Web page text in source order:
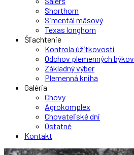
Shorthorn
Simentál mäsový
Texas longhorn
Šľachtenie
Kontrola úžitkovosti
Odchov plemenných býkov
Základný výber
Plemenná kniha
Galéria
Chovy
Agrokomplex
Chovateľské dni
Ostatné
Kontakt